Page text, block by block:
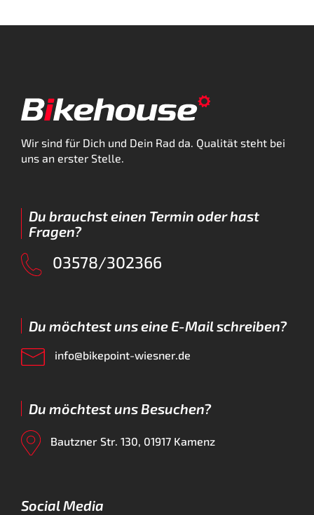
Wir sind für Dich und Dein Rad da. Qualität steht bei
uns an erster Stelle.
Du brauchst einen Termin oder hast
Fragen?
03578/302366
Du möchtest uns eine E-Mail schreiben?
info@bikepoint-wiesner.de
Du möchtest uns Besuchen?
Bautzner Str. 130, 01917 Kamenz
Social Media